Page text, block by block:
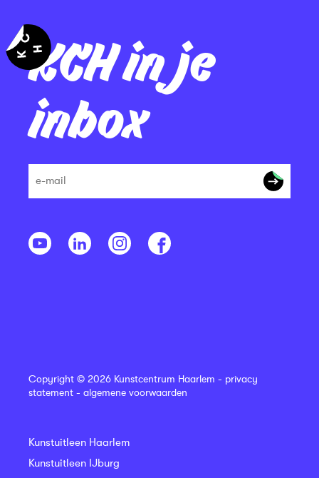
KCH in je
inbox
Copyright © 2026 Kunstcentrum Haarlem - privacy
statement - algemene voorwaarden
Kunstuitleen Haarlem
Kunstuitleen IJburg